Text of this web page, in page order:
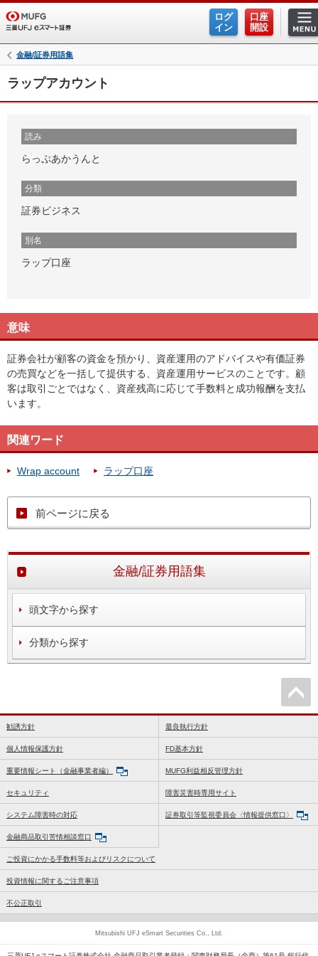
ログ
イン
口座
開設
金融/証券用語集
ラップアカウント
読み
らっぷあかうんと
分類
証券ビジネス
別名
ラップ口座
意味
証券会社が顧客の資金を預かり、資産運用のアドバイスや有価証券
の売買などを一括して提供する、資産運用サービスのことです。顧
客は取引ごとではなく、資産残高に応じて手数料と成功報酬を支払
います。
関連ワード
Wrap account ラップ口座
前ページに戻る
金融/証券用語集
頭文字から探す
分類から探す
勧誘方針 最良執行方針
個人情報保護方針 FD基本方針
重要情報シート（金融事業者編） MUFG利益相反管理方針
セキュリティ 障害災害時専用サイト
システム障害時の対応 証券取引等監視委員会〈情報提供窓口〉
金融商品取引苦情相談窓口
ご投資にかかる手数料等およびリスクについて
投資情報に関するご注意事項
不公正取引
Mitsubishi UFJ eSmart Securities Co., Ltd.